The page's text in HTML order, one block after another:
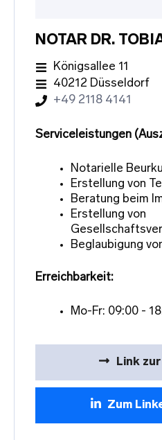
NOTAR DR.
Königsallee 11
40212 Düsseldorf
+49 2118 4141
Serviceleistungen
Notarielle
Erstellung von
Beratung beim
Erstellung von
Beglaubigung
Erreichbarkeit:
Mo-Fr: 09:00 -
Link
Zum